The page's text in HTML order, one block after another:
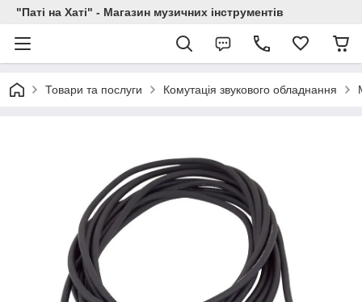
"Паті на Хаті" - Магазин музичних інструментів
Товари та послуги Комутація звукового обладнання